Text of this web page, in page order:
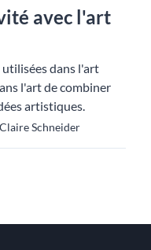
avec l'art
dans l'art
l'art de combiner
artistiques.
Schneider